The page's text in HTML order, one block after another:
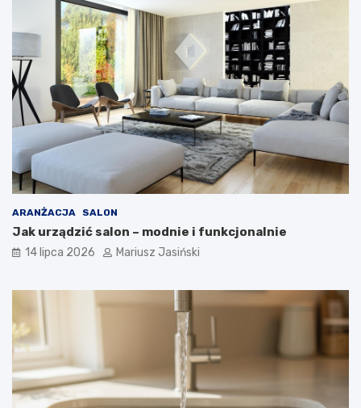
ARANŻACJA SALON
Jak urządzić salon – modnie i funkcjonalnie
14 lipca 2026 Mariusz Jasiński